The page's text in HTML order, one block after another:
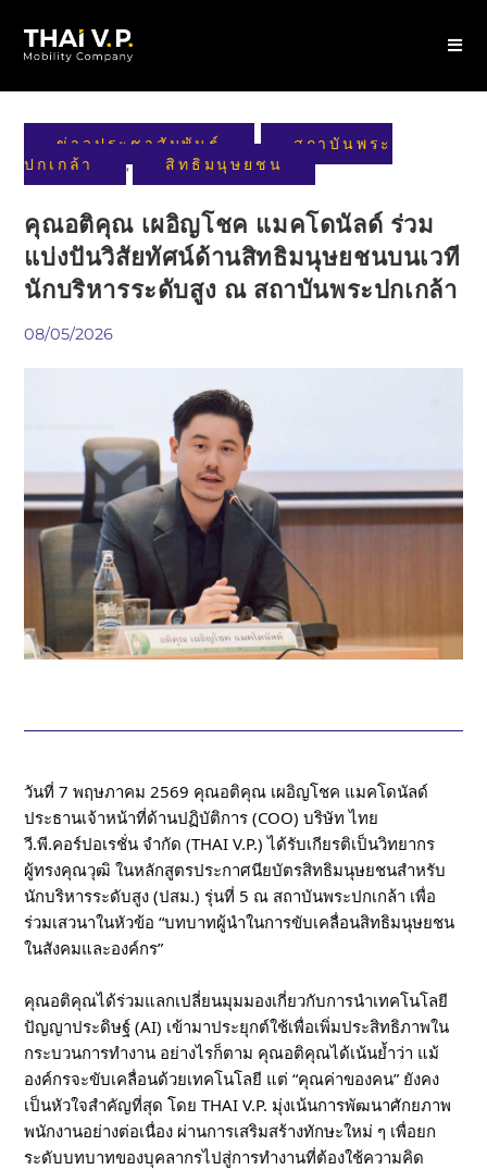
ข่าวประชาสัมพันธ์ ,
สถาบันพระ
ปกเกล้า
, สิทธิมนุษยชน
คุณอติคุณ เผอิญโชค แมคโดนัลด์ ร่วม
แบ่งปันวิสัยทัศน์ด้านสิทธิมนุษยชนบนเวที
นักบริหารระดับสูง ณ สถาบันพระปกเกล้า
08/05/2026
วันที่ 7 พฤษภาคม 2569 คุณอติคุณ เผอิญโชค แมคโดนัลด์
ประธานเจ้าหน้าที่ด้านปฏิบัติการ (COO) บริษัท ไทย
วี.พี.คอร์ปอเรชั่น จำกัด (THAI V.P.) ได้รับเกียรติเป็นวิทยากร
ผู้ทรงคุณวุฒิ ในหลักสูตรประกาศนียบัตรสิทธิมนุษยชนสำหรับ
นักบริหารระดับสูง (ปสม.) รุ่นที่ 5 ณ สถาบันพระปกเกล้า เพื่อ
ร่วมเสวนาในหัวข้อ “บทบาทผู้นำในการขับเคลื่อนสิทธิมนุษยชน
ในสังคมและองค์กร”
คุณอติคุณได้ร่วมแลกเปลี่ยนมุมมองเกี่ยวกับการนำเทคโนโลยี
ปัญญาประดิษฐ์ (AI) เข้ามาประยุกต์ใช้เพื่อเพิ่มประสิทธิภาพใน
กระบวนการทำงาน อย่างไรก็ตาม คุณอติคุณได้เน้นย้ำว่า แม้
องค์กรจะขับเคลื่อนด้วยเทคโนโลยี แต่ “คุณค่าของคน” ยังคง
เป็นหัวใจสำคัญที่สุด โดย THAI V.P. มุ่งเน้นการพัฒนาศักยภาพ
พนักงานอย่างต่อเนื่อง ผ่านการเสริมสร้างทักษะใหม่ ๆ เพื่อยก
ระดับบทบาทของบุคลากรไปสู่การทำงานที่ต้องใช้ความคิด